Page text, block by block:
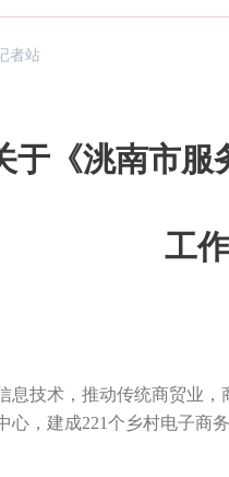
者站
于《洮南市
工
术，推动传统商贸业，
心，建成221个乡村电子